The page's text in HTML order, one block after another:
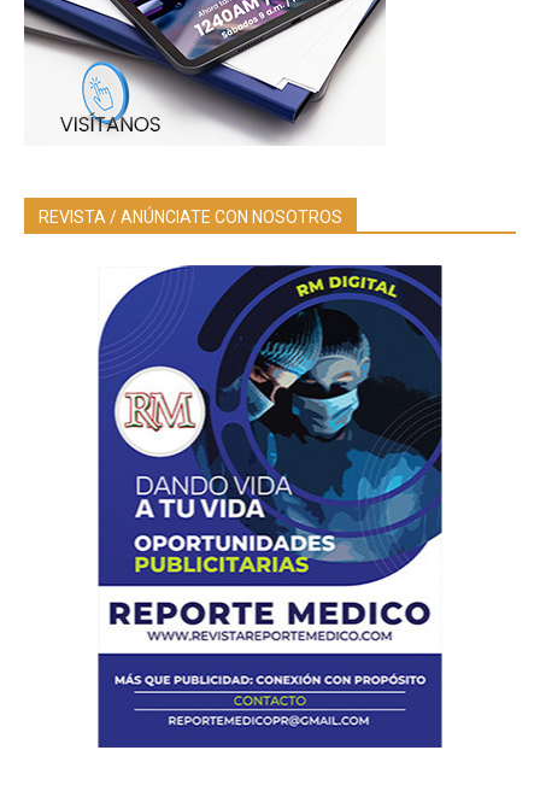
REVISTA / ANÚNCIATE CON NOSOTROS